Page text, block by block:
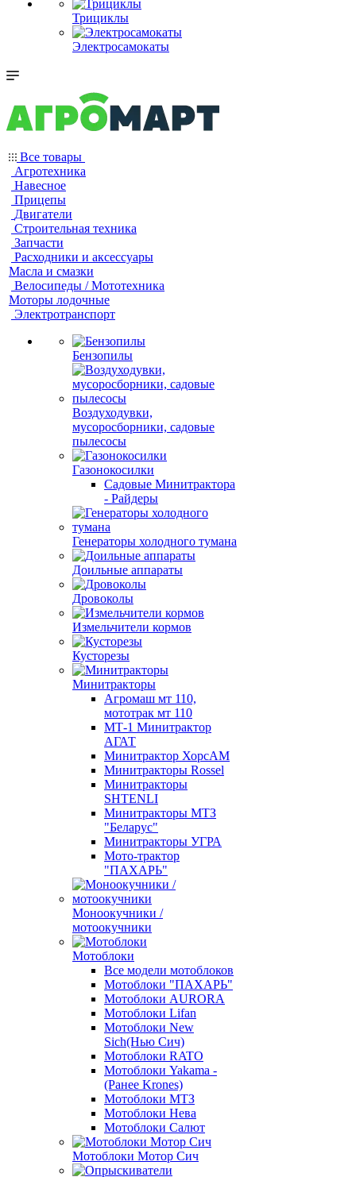
Трициклы
Электросамокаты
Все товары
Агротехника
Навесное
Прицепы
Двигатели
Строительная техника
Запчасти
Расходники и аксессуары
Масла и смазки
Велосипеды / Мототехника
Моторы лодочные
Электротранспорт
Бензопилы
Воздуходувки,
мусоросборники, cадовые
пылесосы
Газонокосилки
Садовые Минитрактора
- Райдеры
Генераторы холодного тумана
Доильные аппараты
Дровоколы
Измельчители кормов
Кусторезы
Минитракторы
Агромаш мт 110,
мототрак мт 110
МТ-1 Минитрактор
АГАТ
Минитрактор ХорсАМ
Минитракторы Rossel
Минитракторы
SHTENLI
Минитракторы МТЗ
"Беларус"
Минитракторы УГРА
Мото-трактор
"ПАХАРЬ"
Моноокучники /
мотоокучники
Мотоблоки
Все модели мотоблоков
Мотоблоки "ПАХАРЬ"
Мотоблоки AURORA
Мотоблоки Lifan
Мотоблоки New
Sich(Нью Сич)
Мотоблоки RATO
Мотоблоки Yakama -
(Ранее Krones)
Мотоблоки МТЗ
Мотоблоки Нева
Мотоблоки Салют
Мотоблоки Мотор Сич